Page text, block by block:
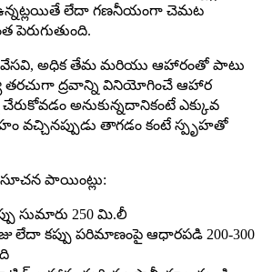
ఉన్నట్లయితే లేదా గణనీయంగా చెమట
పెరుగుతుంది.
వేసవి, అధిక తేమ మరియు ఆహారంతో పాటు
ద్రవాన్ని వినియోగించే ఆహార
అనుకున్నదానికంటే ఎక్కువ
వచ్చినప్పుడు తాగడం కంటే స్పృహతో
పాయింట్లు:
సుమారు 250 మి.లీ
లేదా కప్పు పరిమాణంపై ఆధారపడి 200-300